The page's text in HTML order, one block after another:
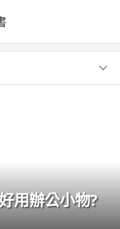
版社：天下文化出版社
02-02 00:00:00 特
蛋加碼
用辦公小物?